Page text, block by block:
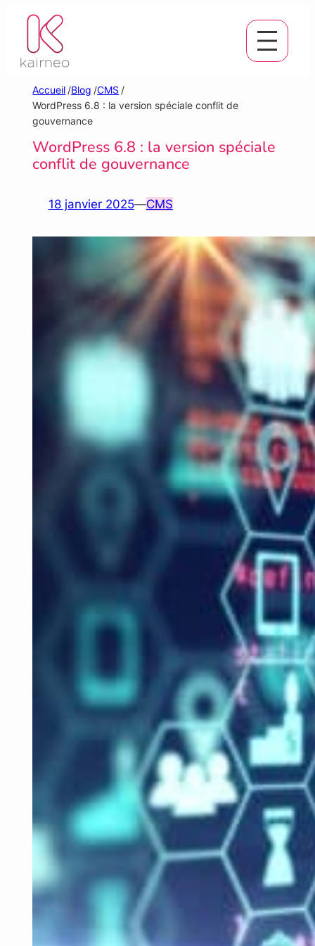
Aller
contenu
Accueil /Blog /CMS /
WordPress 6.8 : la version spéciale conflit de
gouvernance
WordPress 6.8 : la version spéciale
conflit de gouvernance
18 janvier 2025—CMS